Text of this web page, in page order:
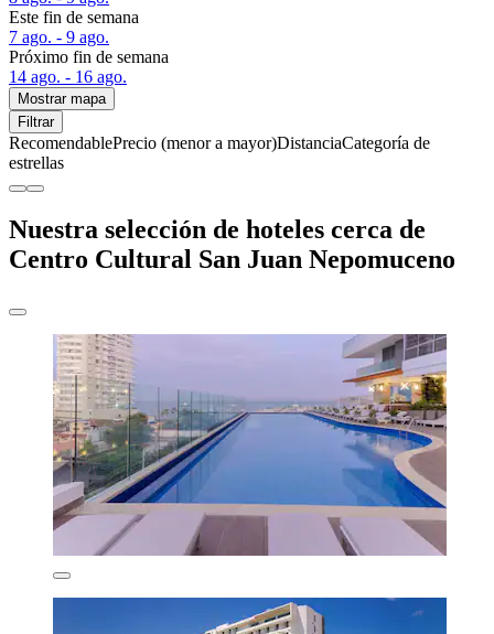
Este fin de semana
7 ago. - 9 ago.
Próximo fin de semana
14 ago. - 16 ago.
Mostrar mapa
Filtrar
RecomendablePrecio (menor a mayor)DistanciaCategoría de
estrellas
Nuestra selección de hoteles cerca de
Centro Cultural San Juan Nepomuceno